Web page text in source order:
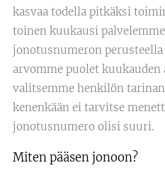
kasvaa todella pitkäksi
toinen kuukausi
jonotusnumeron
arvomme puolet kuukauden
valitsemme henkilön
kenenkään ei tarvitse
jonotusnumero olisi suuri.
Miten pääsen jonoon?